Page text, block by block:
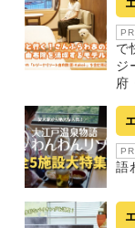
PR
で
ジ
府
PR
語